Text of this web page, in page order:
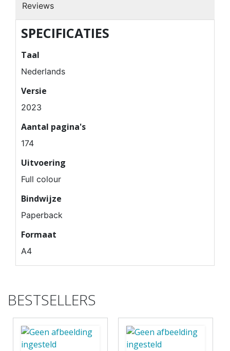
Reviews
SPECIFICATIES
Taal
Nederlands
Versie
2023
Aantal pagina's
174
Uitvoering
Full colour
Bindwijze
Paperback
Formaat
A4
BESTSELLERS